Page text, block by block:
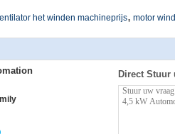
het winden machineprijs, motor
Direct Stuur